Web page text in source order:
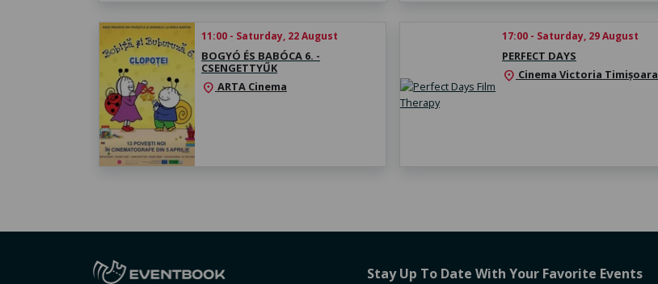
11:00 - Saturday, 22 August
BOGYÓ ÉS BABÓCA 6. -
CSENGETTYŰK
location_on ARTA Cinema
17:00 - Saturday, 29 August
PERFECT DAYS
location_on Cinema Victoria Timișoara
Stay Up To Date With Your Favorite Events